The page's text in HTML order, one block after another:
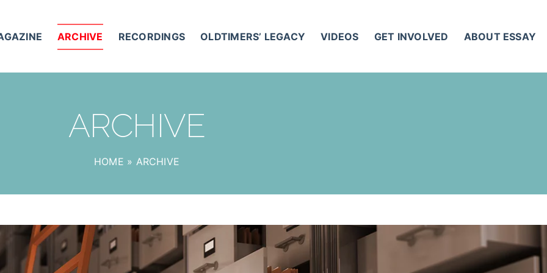
ARCHIVE RECORDINGS OLDTIMERS’ LEGACY VIDEOS GET INVOLVED ABOUT ESSAY
ARCHIVE
HOME » ARCHIVE